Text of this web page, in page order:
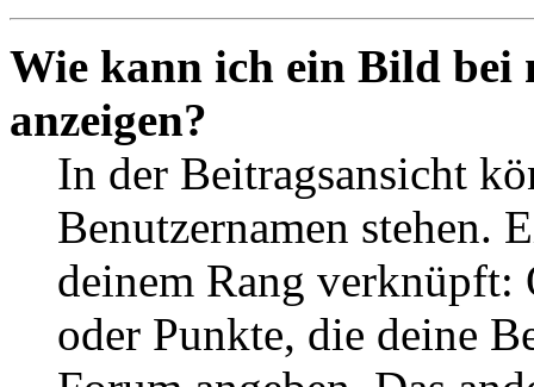
Wie kann ich ein Bild bei
anzeigen?
In der Beitragsansicht
Benutzernamen stehen.
deinem Rang verknüpft:
oder Punkte, die deine